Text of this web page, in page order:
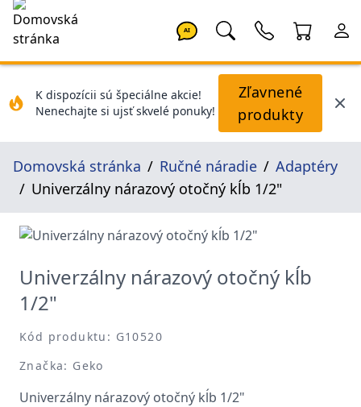
AI
K dispozícii sú špeciálne akcie!
Nenechajte si ujsť skvelé ponuky!
Zľavnené
produkty
Domovská stránka Ručné náradie
Adaptéry
Univerzálny nárazový otočný kĺb 1/2"
Univerzálny nárazový otočný kĺb
1/2"
Kód produktu: G10520
Značka: Geko
Univerzálny nárazový otočný kĺb 1/2"